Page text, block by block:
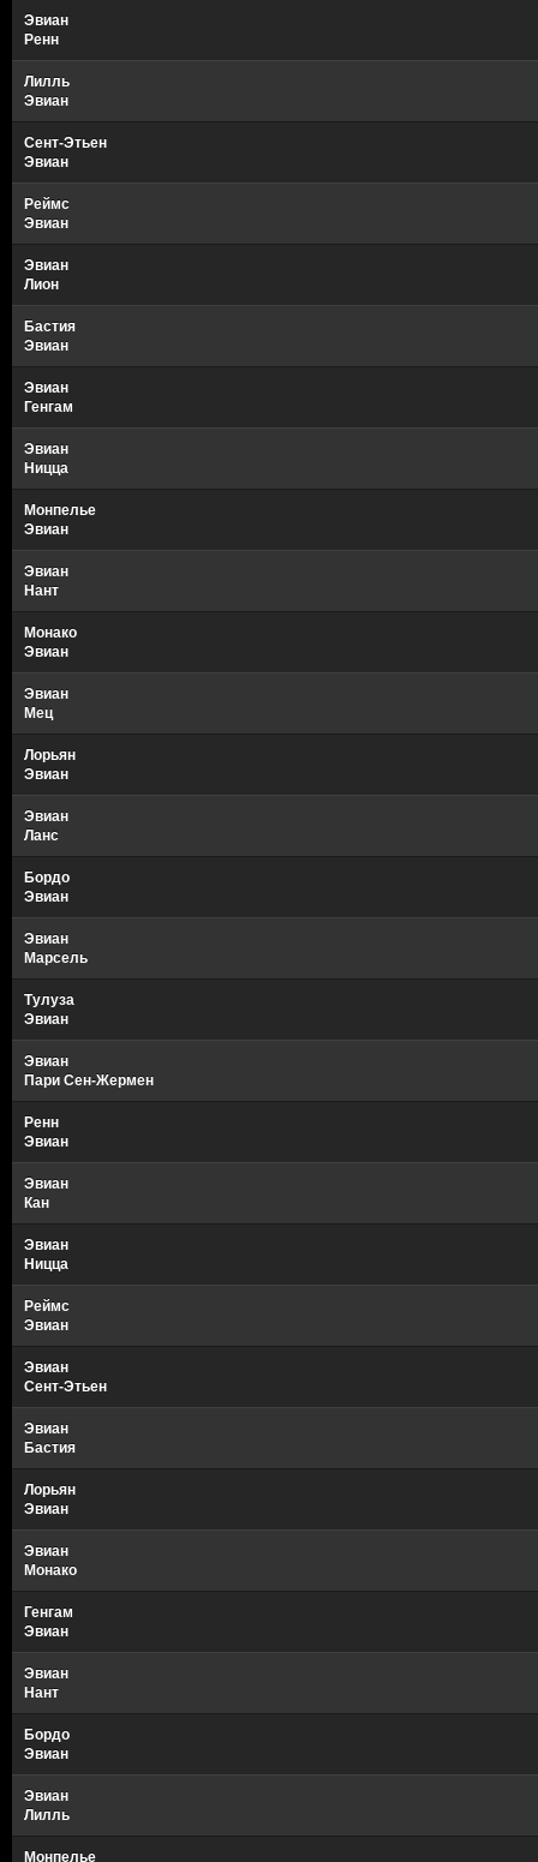
Эвиан
Ренн
Лилль
Эвиан
Сент-Этьен
Эвиан
Реймс
Эвиан
Эвиан
Лион
Бастия
Эвиан
Эвиан
Генгам
Эвиан
Ницца
Монпелье
Эвиан
Эвиан
Нант
Монако
Эвиан
Эвиан
Мец
Лорьян
Эвиан
Эвиан
Ланс
Бордо
Эвиан
Эвиан
Марсель
Тулуза
Эвиан
Эвиан
Пари Сен-Жермен
Ренн
Эвиан
Эвиан
Кан
Эвиан
Ницца
Реймс
Эвиан
Эвиан
Сент-Этьен
Эвиан
Бастия
Лорьян
Эвиан
Эвиан
Монако
Генгам
Эвиан
Эвиан
Нант
Бордо
Эвиан
Эвиан
Лилль
Монпелье